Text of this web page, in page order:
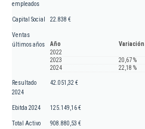
empleados
Capital Social 22.838 €
Ventas
últimos años
Año
Variación
2022
2023
20,67 %
2024
22,18 %
Resultado
2024
42.051,32 €
Ebitda 2024 125.149,16 €
Total Activo
908.880,53 €